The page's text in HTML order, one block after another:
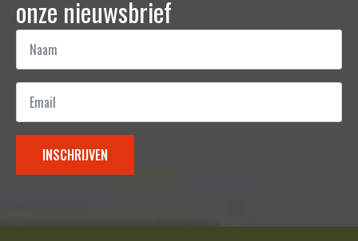
onze nieuwsbrief
Naam
Email
INSCHRIJVEN